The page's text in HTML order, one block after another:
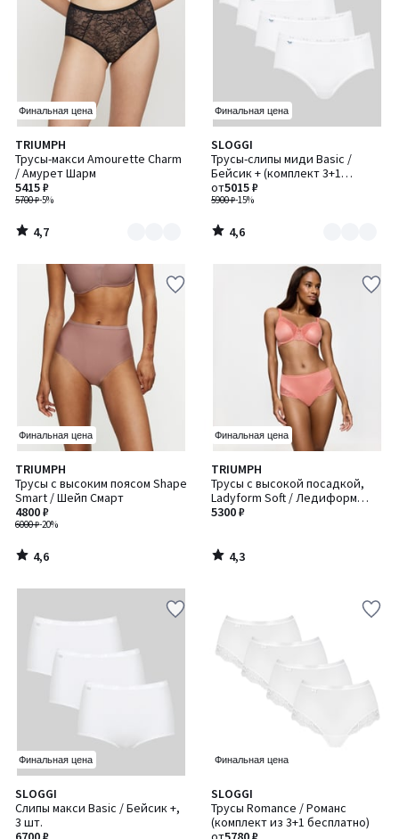
Финальная цена
TRIUMPH
Трусы-макси Amourette Charm
/ Амурет Шарм
5700 ₽-5%
5415 ₽
4,7
/ 5
Количество
цветов:
2
4,7
/
Финальная цена
SLOGGI
Трусы-слипы миди Basic /
Бейсик + (комплект 3+1
бесплатно)
5900 ₽-15%
от5015 ₽
4,6
/ 5
Количество
цветов:
2
4,6
/
Финальная цена
TRIUMPH
Трусы с высоким поясом Shape
Smart / Шейп Смарт
6000 ₽-20%
4800 ₽
4,6
/ 5
4,6
/
Финальная цена
TRIUMPH
Трусы с высокой посадкой,
Ladyform Soft / Ледиформ
Софт
5300 ₽
4,3
/ 5
4,3
/
Финальная цена
SLOGGI
Слипы макси Basic / Бейсик +,
3 шт.
4,5
/ 5
Финальная цена
SLOGGI
Трусы Romance / Романс
(комплект из 3+1 бесплатно)
4,6
/ 5